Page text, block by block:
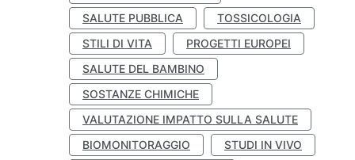
SALUTE PUBBLICA
TOSSICOLOGIA
STILI DI VITA
PROGETTI EUROPEI
SALUTE DEL BAMBINO
SOSTANZE CHIMICHE
VALUTAZIONE IMPATTO SULLA SALUTE
BIOMONITORAGGIO
STUDI IN VIVO